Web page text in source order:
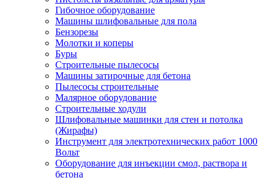
Гибочное оборудование
Машины шлифовальные для пола
Бензорезы
Молотки и коперы
Буры
Строительные пылесосы
Машины затирочные для бетона
Пылесосы строительные
Малярное оборудование
Строительные ходули
Шлифовальные машинки для стен и потолка
(Жирафы)
Инструмент для электротехнических работ 1000
Вольт
Оборудование для инъекции смол, раствора и
бетона